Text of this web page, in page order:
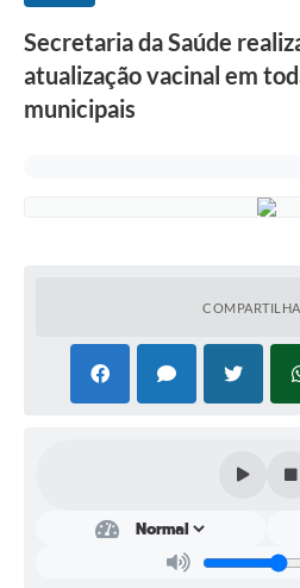
Diário Oficial
Prestação de Contas
Contas Públicas
Audiências Públicas
Secretaria da Saúde
atualização vacinal em
municipais